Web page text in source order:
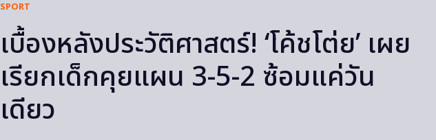
SPORT
เบื้องหลังประวัติศาสตร์! ‘โค้ชโต่ย’ เผย
เรียกเด็กคุยแผน 3-5-2 ซ้อมแค่วัน
เดียว